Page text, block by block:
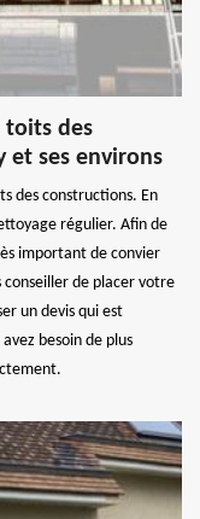
toits des
et ses environs
des constructions. En
régulier. Afin de
important de convier
conseiller de placer votre
un devis qui est
besoin de plus